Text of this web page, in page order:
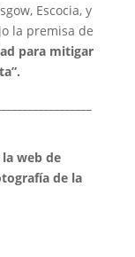
Escocia, y
la premisa de
para mitigar
web de
de la